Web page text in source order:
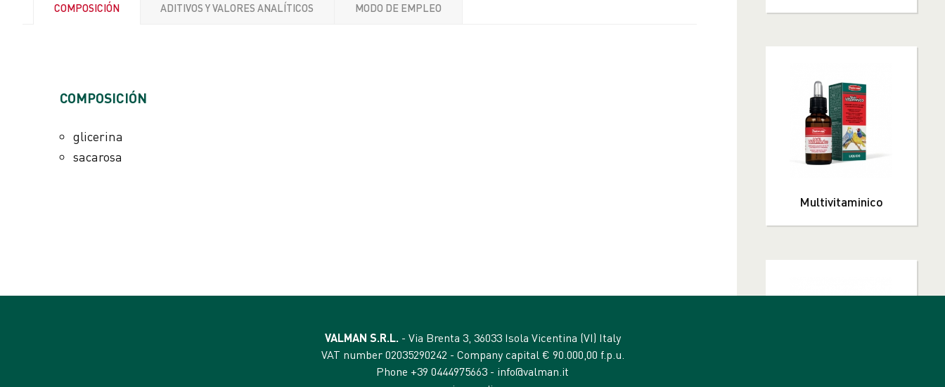
Multivitaminico
COMPOSICIÓN ADITIVOS Y VALORES ANALÍTICOS MODO DE EMPLEO
COMPOSICIÓN
glicerina
sacarosa
vitamina B2 750 mg
vitamina B6 500 mg
VALMAN S.R.L. - Via Brenta 3, 36033 Isola Vicentina (VI) Italy
VAT number 02035290242 - Company capital € 90.000,00 f.p.u.
Phone +39 0444975663 - info@valman.it